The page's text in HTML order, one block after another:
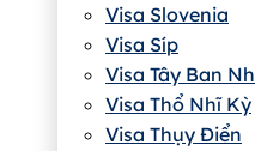
Visa Slovenia
Visa Síp
Visa Tây Ban
Visa Thổ Nhĩ Kỳ
Visa Thụy Điển